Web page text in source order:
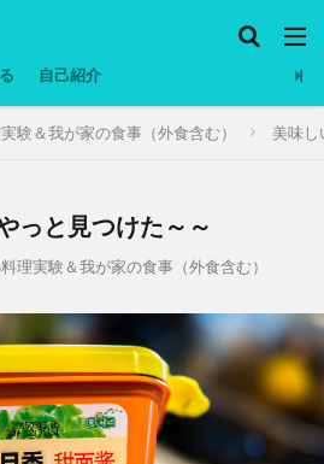
自己紹介
験＆我が家の食事（外食含む） 美味し
っと見つけた～～
理実験＆我が家の食事（外食含む）
ヨーグルト